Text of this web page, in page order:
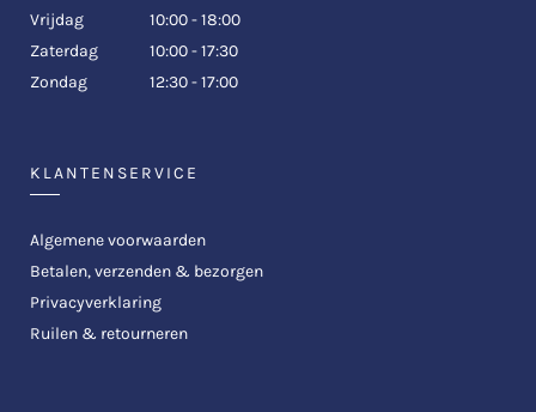
Vrijdag
10:00 - 18:00
Zaterdag
10:00 - 17:30
Zondag
12:30 - 17:00
KLANTENSERVICE
Algemene voorwaarden
Betalen, verzenden & bezorgen
Privacyverklaring
Ruilen & retourneren